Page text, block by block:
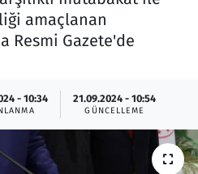
amaçlanan
Resmi Gazete'de
- 10:34 21.09.2024 - 10:54
GÜNCELLEME